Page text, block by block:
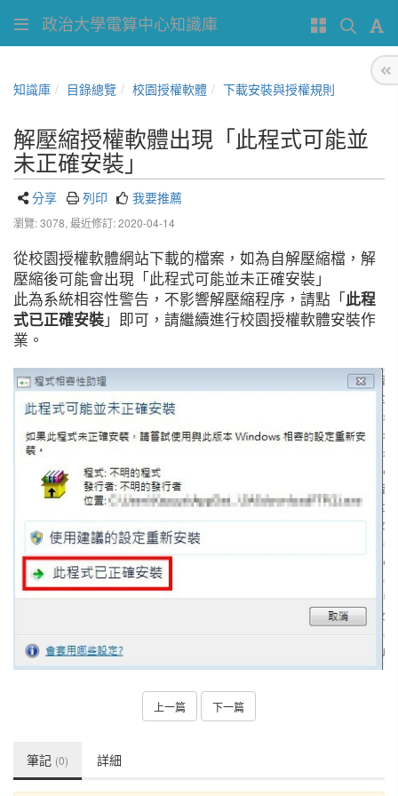
政治大學電算中心知識庫
知識庫 目錄總覽 校園授權軟體 下載安裝與授權規則
解壓縮授權軟體出現「此程式可能並
未正確安裝」
分享 列印 我要推薦
瀏覽: 3078, 最近修訂: 2020-04-14
從校園授權軟體網站下載的檔案，如為自解壓縮檔，解
壓縮後可能會出現「此程式可能並未正確安裝」
此為系統相容性警告，不影響解壓縮程序，請點「此程
式已正確安裝」即可，請繼續進行校園授權軟體安裝作
業。
上一篇 下一篇
筆記 (0) 詳細